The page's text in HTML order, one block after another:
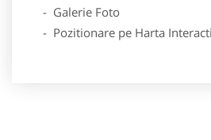
- Galerie Foto
- Pozitionare pe Harta